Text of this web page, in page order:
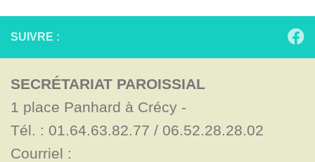
SUIVRE :
SECRÉTARIAT PAROISSIAL
1 place Panhard à Crécy -
Tél. : 01.64.63.82.77 / 06.52.28.28.02
Courriel :